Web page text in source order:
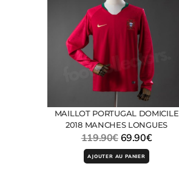
MAILLOT PORTUGAL DOMICILE
2018 MANCHES LONGUES
119.90€ 69.90€
AJOUTER AU PANIER